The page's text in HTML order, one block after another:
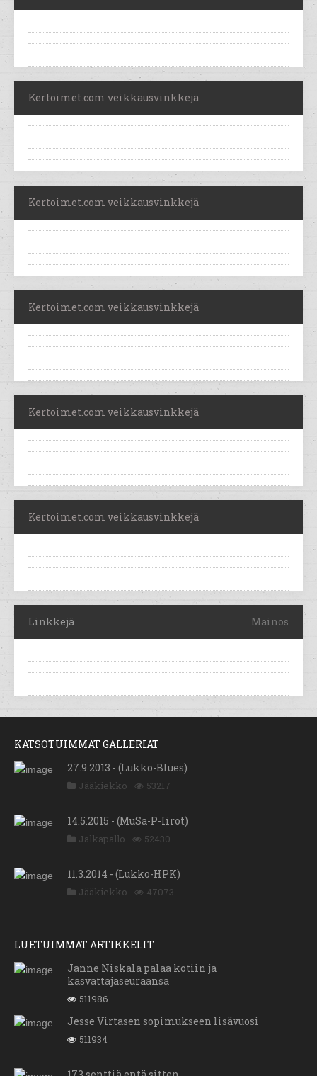
Kertoimet.com veikkausvinkkejä
Kertoimet.com veikkausvinkkejä
Kertoimet.com veikkausvinkkejä
Kertoimet.com veikkausvinkkejä
Kertoimet.com veikkausvinkkejä
Linkkejä Mainos
KATSOTUIMMAT GALLERIAT
27.9.2013 - (Lukko-Blues)
Jääkiekko 53217
14.5.2015 - (MuSa-P-Iirot)
Jalkapallo 52430
11.3.2014 - (Lukko-HPK)
Jääkiekko 47073
LUETUIMMAT ARTIKKELIT
Janne Niskala palaa kotiin ja
kasvattajaseuraansa
511986
Jesse Virtasen sopimukseen lisävuosi
511934